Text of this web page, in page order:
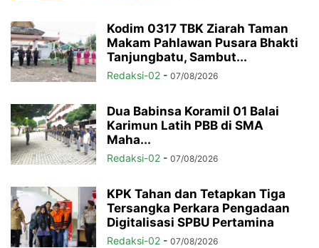
Kodim 0317 TBK Ziarah Taman
Makam Pahlawan Pusara Bhakti
Tanjungbatu, Sambut...
Redaksi-02 - 07/08/2026
Dua Babinsa Koramil 01 Balai
Karimun Latih PBB di SMA
Maha...
Redaksi-02 - 07/08/2026
KPK Tahan dan Tetapkan Tiga
Tersangka Perkara Pengadaan
Digitalisasi SPBU Pertamina
Redaksi-02 - 07/08/2026